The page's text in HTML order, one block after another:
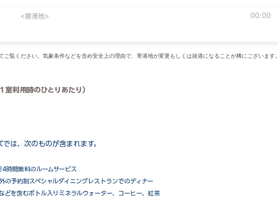
00:00
<寄港地>
ご覧ください。気象条件などを含め安全上の理由で、寄港地が変更もしくは抜港になることが稀にございます。
室利用時のひとりあたり）
は、次のものが含まれます。
時間無料のルームサービス
の予約制スペシャルダイニングレストランでのディナー
どを含むボトル入りミネラルウォーター、コーヒー、紅茶